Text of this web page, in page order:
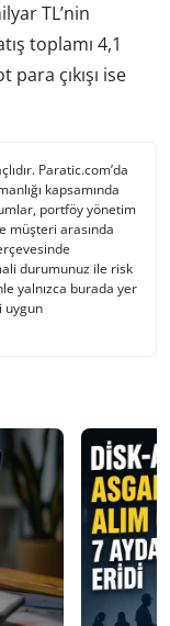
TL’nin
toplamı 4,1
çıkışı ise
Paratic.com’da
kapsamında
portföy yönetim
müşteri arasında
durumunuz ile risk
yalnızca burada yer
uygun